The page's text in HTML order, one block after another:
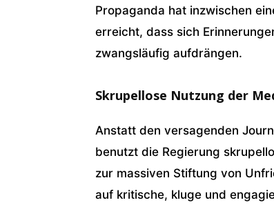
Propaganda hat inzwischen
erreicht, dass sich
zwangsläufig aufdrängen.
Skrupellose Nutzung der
Anstatt den versagenden
benutzt die Regierung
zur massiven Stiftung von
auf kritische, kluge und